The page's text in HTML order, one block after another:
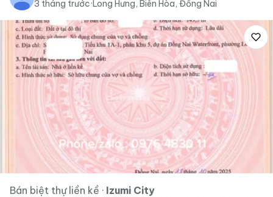
3 tháng trước·Long Hưng, Biên Hòa, Đồng Nai
Bán biệt thự liền kề · Izumi City